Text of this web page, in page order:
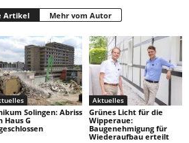
Artikel Mehr vom Autor
Solingen: Abriss
Haus G
Aktuelles
Grünes Licht für die
Wipperaue:
Baugenehmigung für
Wiederaufbau erteilt